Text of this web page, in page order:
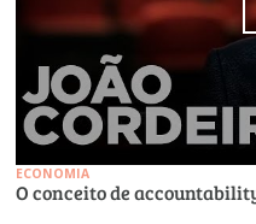
ECONOMIA
O conceito de